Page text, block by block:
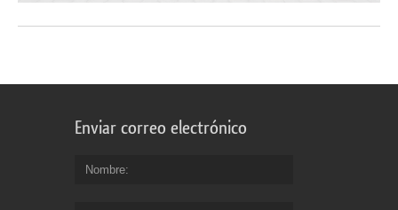
Enviar correo electrónico
Nombre